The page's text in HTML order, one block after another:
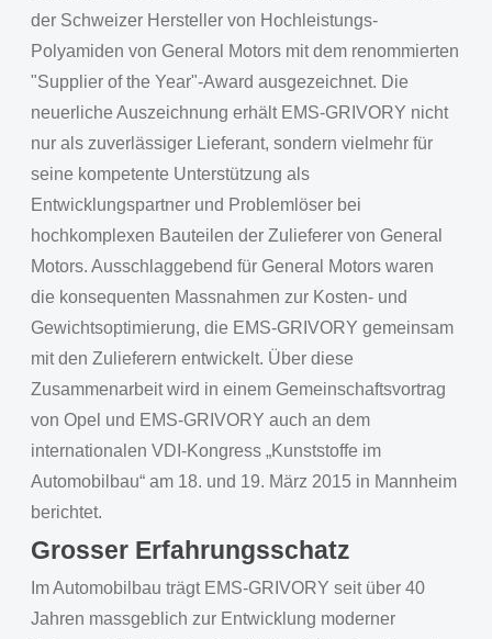
der Schweizer Hersteller von Hochleistungs-
Polyamiden von General Motors mit dem renommierten
"Supplier of the Year"-Award ausgezeichnet. Die
neuerliche Auszeichnung erhält EMS-GRIVORY nicht
nur als zuverlässiger Lieferant, sondern vielmehr für
seine kompetente Unterstützung als
Entwicklungspartner und Problemlöser bei
hochkomplexen Bauteilen der Zulieferer von General
Motors. Ausschlaggebend für General Motors waren
die konsequenten Massnahmen zur Kosten- und
Gewichtsoptimierung, die EMS-GRIVORY gemeinsam
mit den Zulieferern entwickelt. Über diese
Zusammenarbeit wird in einem Gemeinschaftsvortrag
von Opel und EMS-GRIVORY auch an dem
internationalen VDI-Kongress „Kunststoffe im
Automobilbau“ am 18. und 19. März 2015 in Mannheim
berichtet.
Grosser Erfahrungsschatz
Im Automobilbau trägt EMS-GRIVORY seit über 40
Jahren massgeblich zur Entwicklung moderner